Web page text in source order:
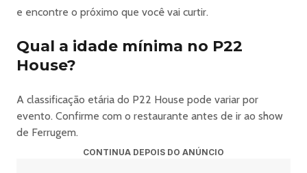
Evento proibido para menores de idade.
https://www.ingresse.com/rio-surf-music-festival-2026
e encontre o próximo que você vai curtir.
Qual a idade mínima no P22
House?
A classificação etária do P22 House pode variar por
evento. Confirme com o restaurante antes de ir ao show
de Ferrugem.
CONTINUA DEPOIS DO ANÚNCIO